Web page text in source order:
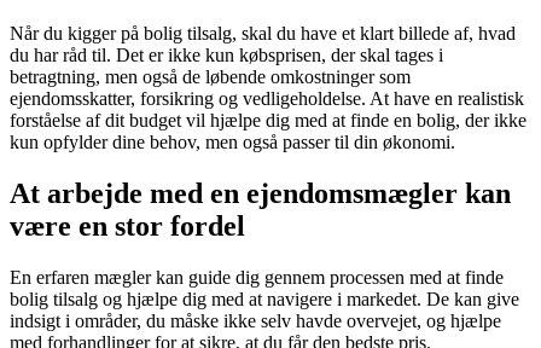
Når du kigger på bolig tilsalg, skal du have et klart billede af, hvad
du har råd til. Det er ikke kun købsprisen, der skal tages i
betragtning, men også de løbende omkostninger som
ejendomsskatter, forsikring og vedligeholdelse. At have en realistisk
forståelse af dit budget vil hjælpe dig med at finde en bolig, der ikke
kun opfylder dine behov, men også passer til din økonomi.
At arbejde med en ejendomsmægler kan
være en stor fordel
En erfaren mægler kan guide dig gennem processen med at finde
bolig tilsalg og hjælpe dig med at navigere i markedet. De kan give
indsigt i områder, du måske ikke selv havde overvejet, og hjælpe
med forhandlinger for at sikre, at du får den bedste pris.